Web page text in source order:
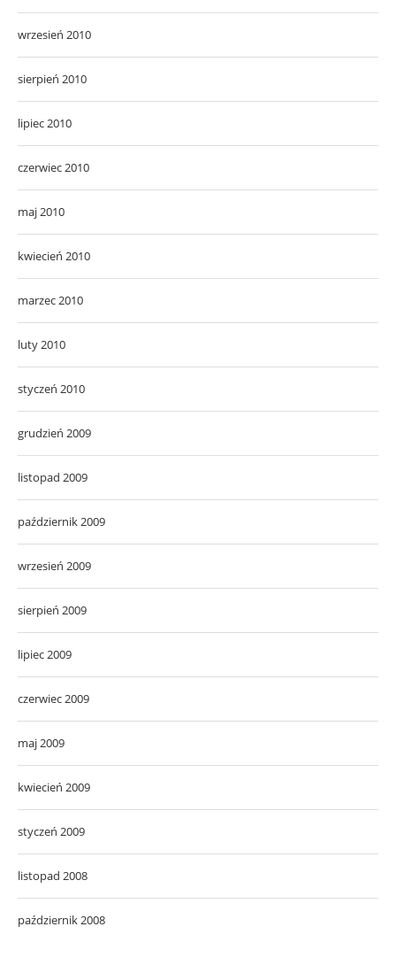
wrzesień 2010
sierpień 2010
lipiec 2010
czerwiec 2010
maj 2010
kwiecień 2010
marzec 2010
luty 2010
styczeń 2010
grudzień 2009
listopad 2009
październik 2009
wrzesień 2009
sierpień 2009
lipiec 2009
czerwiec 2009
maj 2009
kwiecień 2009
styczeń 2009
listopad 2008
październik 2008